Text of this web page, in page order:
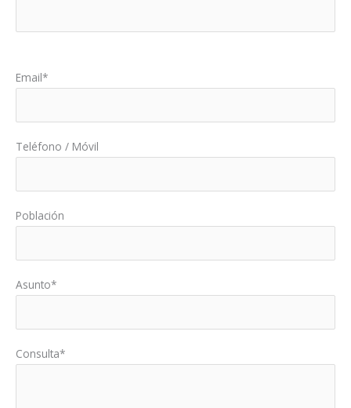
Email*
Teléfono / Móvil
Población
Asunto*
Consulta*